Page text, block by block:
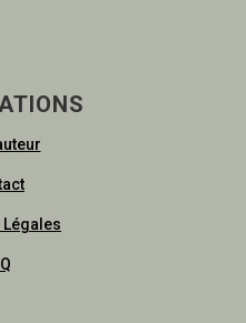
Légales